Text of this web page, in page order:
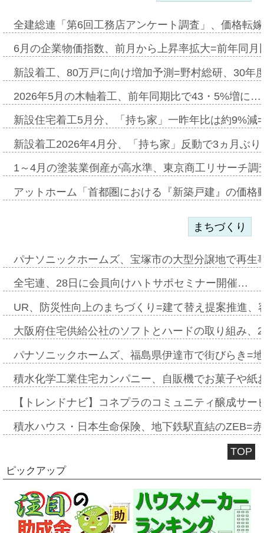
全建総連「第6回工務店アンケート調査」、価格転
6月の企業物価指数、前月から上昇率拡大=前年同
新設着工、80万戸に向け増加予測=野村総研、30年
2026年5月の木軸着工、前年同期比で43・5%増に…
新設住宅着工5月分、「持ち家」一昨年比は約9%
新設着工2026年4月分、「持ち家」反動で3ヵ月ぶ
1～4月の塗装業倒産が高水準、東京商工リサーチ
アットホーム「首都圏における『新築戸建』の価
まちづくり
パナソニックホームズ、宝塚市の大型分譲地で再
全宅連、28日に会員向けハトサポセミナー開催…
UR、防災性向上のまちづくり=建て替え提案推進
大阪府住宅供給公社のソフトとハードの取り組み
パナソニックホームズ、福島県伊達市で街びらき=
積水化学工業住宅カンパニー、自販機でお菓子や
【トレンドナビ】コネプラのコミュニティ醸成サ
積水ハウス・日本生命保険、地下鉄駅直結のZEB=
TOP
ピックアップ